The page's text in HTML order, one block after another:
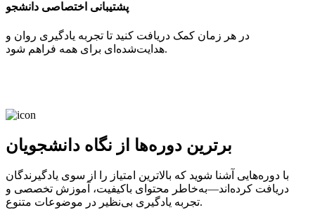
پشتیبانی اختصاصی دانشجو
در هر زمان کمک دریافت کنید تا تجربه یادگیری روان و
هدایت‌شده‌ای برای همه فراهم شود.
برترین دوره‌ها از نگاه دانشجویان
با دوره‌هایی آشنا شوید که بالاترین امتیاز را از سوی یادگیرندگان
دریافت کرده‌اند—به‌خاطر محتوای باکیفیت، آموزش تخصصی و
تجربه یادگیری بی‌نظیر در موضوعات متنوع.